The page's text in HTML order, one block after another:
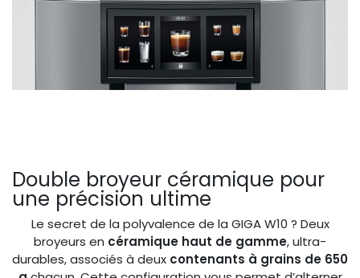
Double broyeur céramique pour
une précision ultime
Le secret de la polyvalence de la GIGA W10 ? Deux
broyeurs en céramique haut de gamme, ultra-
durables, associés à deux contenants à grains de 650